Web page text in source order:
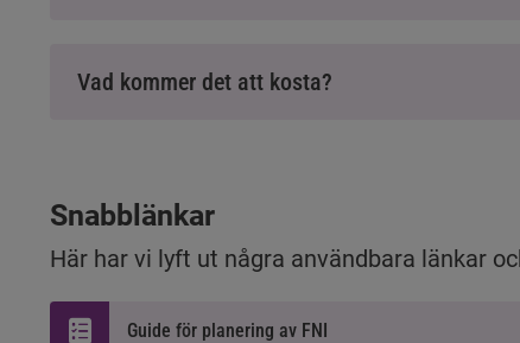
Vad kommer det att kosta?
Snabblänkar
Här har vi lyft ut några användbara länkar
Guide för planering av FNI